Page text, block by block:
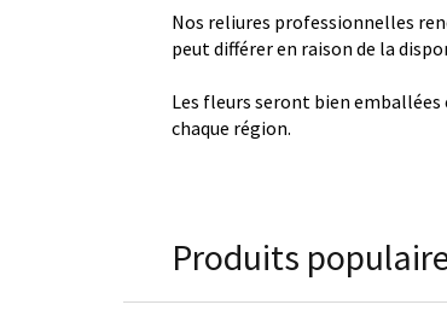
Nos reliures professionnelles
peut différer en raison de la
Les fleurs seront bien
chaque région.
Produits